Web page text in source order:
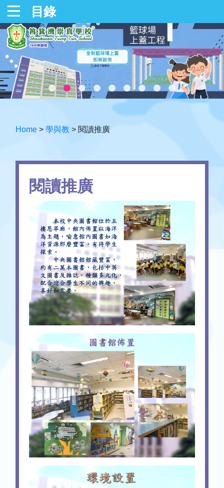
目錄
Home > 學與教 > 閱讀推廣
閱讀推廣